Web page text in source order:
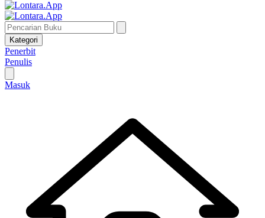
Kategori
Penerbit
Penulis
Masuk